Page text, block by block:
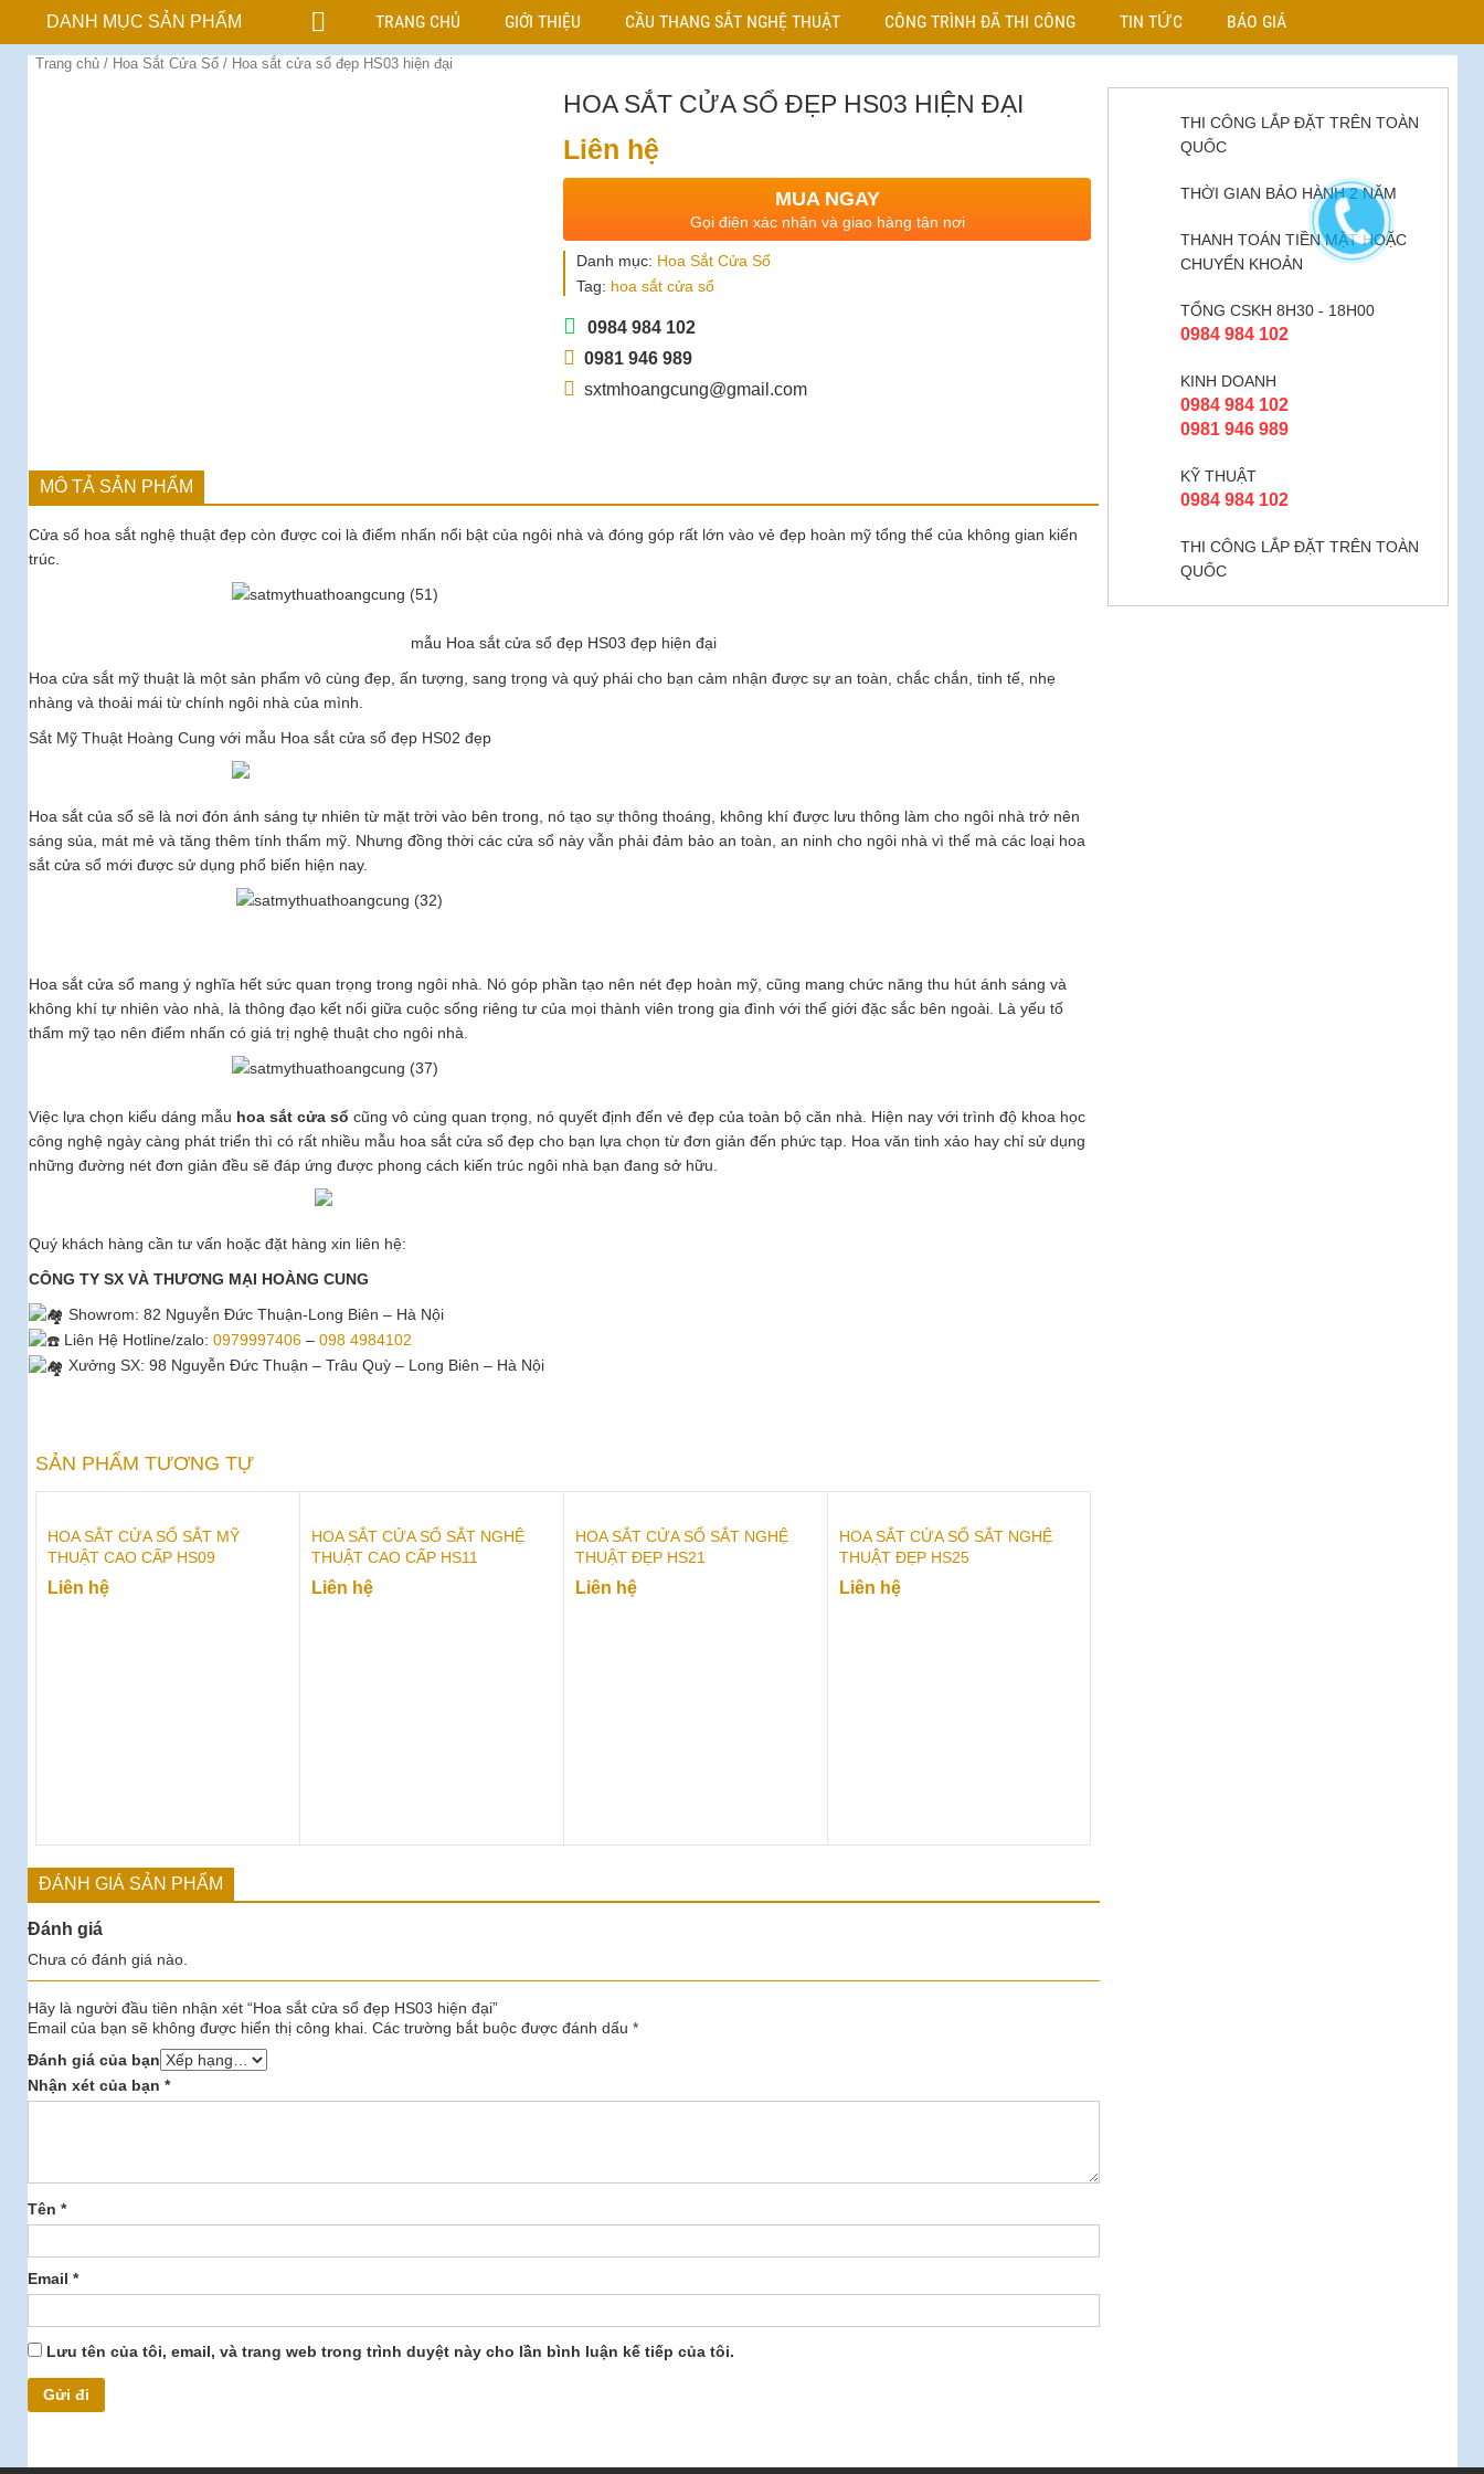
DANH MỤC SẢN PHẨM TRANG CHỦ GIỚI THIỆU CẦU THANG SẮT NGHỆ THUẬT CÔNG TRÌNH ĐÃ THI CÔNG TIN TỨC BÁO GIÁ
Trang chủ / Hoa Sắt Cửa Sổ / Hoa sắt cửa sổ đẹp HS03 hiện đại
HOA SẮT CỬA SỔ ĐẸP HS03 HIỆN ĐẠI
Liên hệ
MUA NGAY
Gọi điện xác nhận và giao hàng tận nơi
Danh mục: Hoa Sắt Cửa Sổ
Tag: hoa sắt cửa sổ
0984 984 102
0981 946 989
sxtmhoangcung@gmail.com
MÔ TẢ SẢN PHẨM
Cửa sổ hoa sắt nghệ thuật đẹp còn được coi là điểm nhấn nổi bật của ngôi nhà và đóng góp rất lớn vào vẻ đẹp hoàn mỹ tổng thể của không gian kiến
trúc.
mẫu Hoa sắt cửa sổ đẹp HS03 đẹp hiện đại
Hoa cửa sắt mỹ thuật là một sản phẩm vô cùng đẹp, ấn tượng, sang trọng và quý phái cho bạn cảm nhận được sự an toàn, chắc chắn, tinh tế, nhẹ
nhàng và thoải mái từ chính ngôi nhà của mình.
Sắt Mỹ Thuật Hoàng Cung với mẫu Hoa sắt cửa sổ đẹp HS02 đẹp
Hoa sắt của sổ sẽ là nơi đón ánh sáng tự nhiên từ mặt trời vào bên trong, nó tạo sự thông thoáng, không khí được lưu thông làm cho ngôi nhà trở nên
sáng sủa, mát mẻ và tăng thêm tính thẩm mỹ. Nhưng đồng thời các cửa sổ này vẫn phải đảm bảo an toàn, an ninh cho ngôi nhà vì thế mà các loại hoa
sắt cửa sổ mới được sử dụng phổ biến hiện nay.
Hoa sắt cửa sổ mang ý nghĩa hết sức quan trọng trong ngôi nhà. Nó góp phần tạo nên nét đẹp hoàn mỹ, cũng mang chức năng thu hút ánh sáng và
không khí tự nhiên vào nhà, là thông đạo kết nối giữa cuộc sống riêng tư của mọi thành viên trong gia đình với thế giới đặc sắc bên ngoài. Là yếu tố
thẩm mỹ tạo nên điểm nhấn có giá trị nghệ thuật cho ngôi nhà.
Việc lựa chọn kiểu dáng mẫu hoa sắt cửa sổ cũng vô cùng quan trọng, nó quyết định đến vẻ đẹp của toàn bộ căn nhà. Hiện nay với trình độ khoa học
công nghệ ngày càng phát triển thì có rất nhiều mẫu hoa sắt cửa sổ đẹp cho bạn lựa chọn từ đơn giản đến phức tạp. Hoa văn tinh xảo hay chỉ sử dụng
những đường nét đơn giản đều sẽ đáp ứng được phong cách kiến trúc ngôi nhà bạn đang sở hữu.
Quý khách hàng cần tư vấn hoặc đặt hàng xin liên hệ:
CÔNG TY SX VÀ THƯƠNG MẠI HOÀNG CUNG
Showrom: 82 Nguyễn Đức Thuận-Long Biên – Hà Nội
Liên Hệ Hotline/zalo: 0979997406– 098 4984102
Xưởng SX: 98 Nguyễn Đức Thuận – Trâu Quỳ – Long Biên – Hà Nội
SẢN PHẨM TƯƠNG TỰ
HOA SẮT CỬA SỔ SẮT MỸ
THUẬT CAO CẤP HS09
Liên hệ
HOA SẮT CỬA SỔ SẮT NGHỆ
THUẬT CAO CẤP HS11
Liên hệ
HOA SẮT CỬA SỔ SẮT NGHỆ
THUẬT ĐẸP HS21
Liên hệ
HOA SẮT CỬA SỔ SẮT NGHỆ
THUẬT ĐẸP HS25
Liên hệ
ĐÁNH GIÁ SẢN PHẨM
Đánh giá
Chưa có đánh giá nào.
Hãy là người đầu tiên nhận xét “Hoa sắt cửa sổ đẹp HS03 hiện đại”
Email của bạn sẽ không được hiển thị công khai. Các trường bắt buộc được đánh dấu *
Đánh giá của bạn
Nhận xét của bạn *
Tên *
Email *
Lưu tên của tôi, email, và trang web trong trình duyệt này cho lần bình luận kế tiếp của tôi.
THI CÔNG LẮP ĐẶT TRÊN TOÀN
QUỐC
THỜI GIAN BẢO HÀNH 2 NĂM
THANH TOÁN TIỀN MẶT HOẶC
CHUYỂN KHOẢN
TỔNG CSKH 8H30 - 18H00
0984 984 102
KINH DOANH
0984 984 102
0981 946 989
KỸ THUẬT
0984 984 102
THI CÔNG LẮP ĐẶT TRÊN TOÀN
QUỐC